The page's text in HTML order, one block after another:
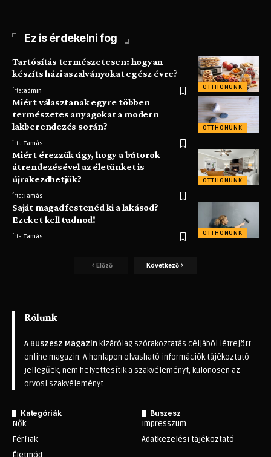
Ez is érdekelni fog
OTTHONUNK
Tartósítás természetesen: hogyan
készíts házi aszalványokat egész évre?
Írta:admin
OTTHONUNK
Miért választanak egyre többen
természetes anyagokat a modern
lakberendezés során?
Írta:Tamás
OTTHONUNK
Miért érezzük úgy, hogy a bútorok
átrendezésével az életünket is
újrakezdhetjük?
Írta:Tamás
OTTHONUNK
Saját magad festenéd ki a lakásod?
Ezeket kell tudnod!
Írta:Tamás
Előző Következő
Rólunk
A Buszesz Magazin kizárólag szórakoztatás céljából létrejött
online magazin. A honlapon olvasható információk tájékoztató
jellegűek, nem helyettesítik a szakvéleményt, különösen az
orvosi szakvéleményt.
Kategóriák
Nők
Férfiak
Buszesz
Impresszum
Adatkezelési tájékoztató